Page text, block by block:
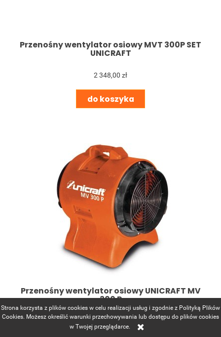
Strona korzysta z plików cookies w celu realizacji usług i zgodnie z Polityką Plików
Cookies. Możesz określić warunki przechowywania lub dostępu do plików cookies
w Twojej przeglądarce.
Przenośny wentylator osiowy MVT 300P SET
UNICRAFT
2 348,00 zł
do koszyka
Przenośny wentylator osiowy UNICRAFT MV
300 P
1 179,00 zł